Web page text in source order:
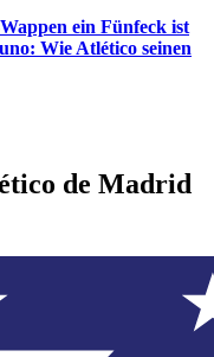
ein Fünfeck ist
Wie Atlético seinen
de Madrid